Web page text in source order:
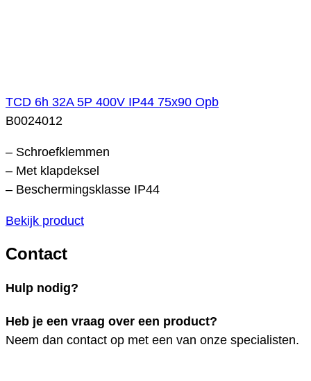
TCD 6h 32A 5P 400V IP44 75x90 Opb
B0024012
– Schroefklemmen
– Met klapdeksel
– Beschermingsklasse IP44
Bekijk product
Contact
Hulp nodig?
Heb je een vraag over een product?
Neem dan contact op met een van onze specialisten.